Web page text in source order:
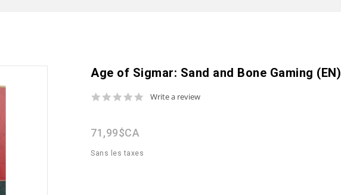
Age of Sigmar: Sand and Bone Gaming (EN)
0.0
Write a review
71,99$CA
Sans les taxes